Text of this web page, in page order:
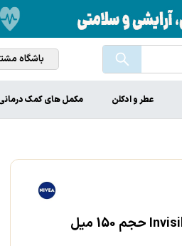
باشگاه
عطر و ادکلن مکمل های کمک